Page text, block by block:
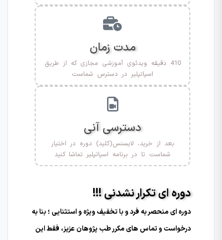
مدت زمان
410 دقیقه ویدئوی آموزشی مجازی که از طریق
اسپاتپلیر در دسترس شماست
دسترسی آنی
بعد از خرید، لایسنس(کلید) دوره در اختیار
شماست تا در برنامه اسپاتپلیر تماشا کنید
دوره ای تکرار نشدنی !!!
دوره ای منحصر به فرد و با تخفیف ویژه و استثنایی ؛ بنا به
درخواست و تماس های مکرر طب پژوهان عزیز، فقط این